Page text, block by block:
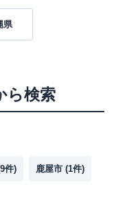
県
ら検索
9件) 鹿屋市 (1件)